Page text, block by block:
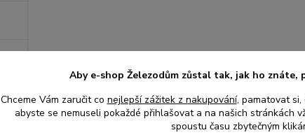
Aby e-shop Železodům zůstal tak, jak ho znáte,
Chceme Vám zaručit co nejlepší zážitek z nakupování, pamatovat si,
abyste se nemuseli pokaždé přihlašovat a na našich stránkách
spoustu času zbytečným